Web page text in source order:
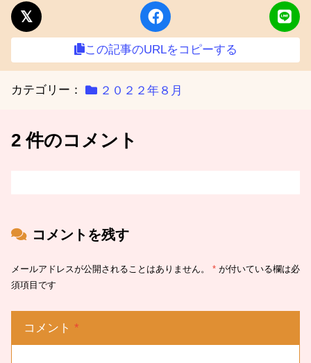
この記事のURLをコピーする
カテゴリー： ２０２２年８月
2 件のコメント
コメントを残す
メールアドレスが公開されることはありません。 * が付いている欄は必
須項目です
コメント *